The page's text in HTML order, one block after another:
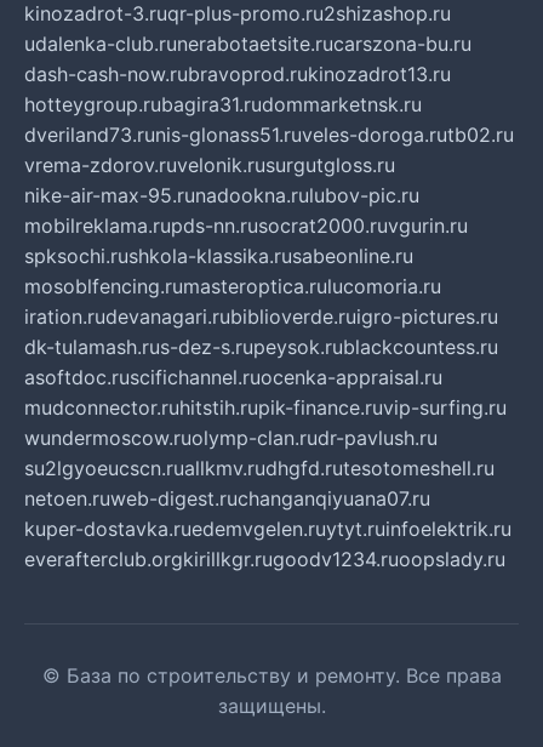
kinozadrot-3.ruqr-plus-promo.ru2shizashop.ru
udalenka-club.runerabotaetsite.rucarszona-bu.ru
dash-cash-now.rubravoprod.rukinozadrot13.ru
hotteygroup.rubagira31.rudommarketnsk.ru
dveriland73.runis-glonass51.ruveles-doroga.rutb02.ru
vrema-zdorov.ruvelonik.rusurgutgloss.ru
nike-air-max-95.runadookna.rulubov-pic.ru
mobilreklama.rupds-nn.rusocrat2000.ruvgurin.ru
spksochi.rushkola-klassika.rusabeonline.ru
mosoblfencing.rumasteroptica.rulucomoria.ru
iration.rudevanagari.rubiblioverde.ruigro-pictures.ru
dk-tulamash.rus-dez-s.rupeysok.rublackcountess.ru
asoftdoc.ruscifichannel.ruocenka-appraisal.ru
mudconnector.ruhitstih.rupik-finance.ruvip-surfing.ru
wundermoscow.ruolymp-clan.rudr-pavlush.ru
su2lgyoeucscn.ruallkmv.rudhgfd.rutesotomeshell.ru
netoen.ruweb-digest.ruchanganqiyuana07.ru
kuper-dostavka.ruedemvgelen.ruytyt.ruinfoelektrik.ru
everafterclub.orgkirillkgr.rugoodv1234.ruoopslady.ru
© База по строительству и ремонту. Все права
защищены.